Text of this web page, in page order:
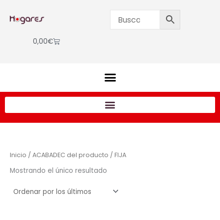
0,00€Cart
Inicio / ACABADEC del producto / FIJA
Mostrando el único resultado